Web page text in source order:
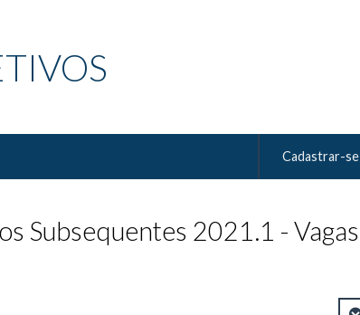
Cadastrar-se
Subsequentes 2021.1 - Vagas